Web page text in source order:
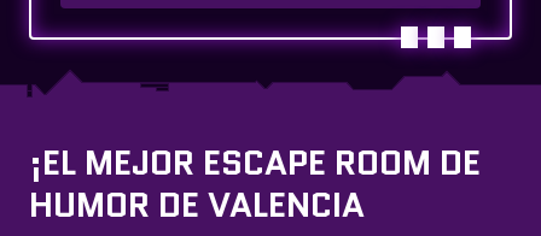
¡EL MEJOR ESCAPE ROOM DE
HUMOR DE VALENCIA